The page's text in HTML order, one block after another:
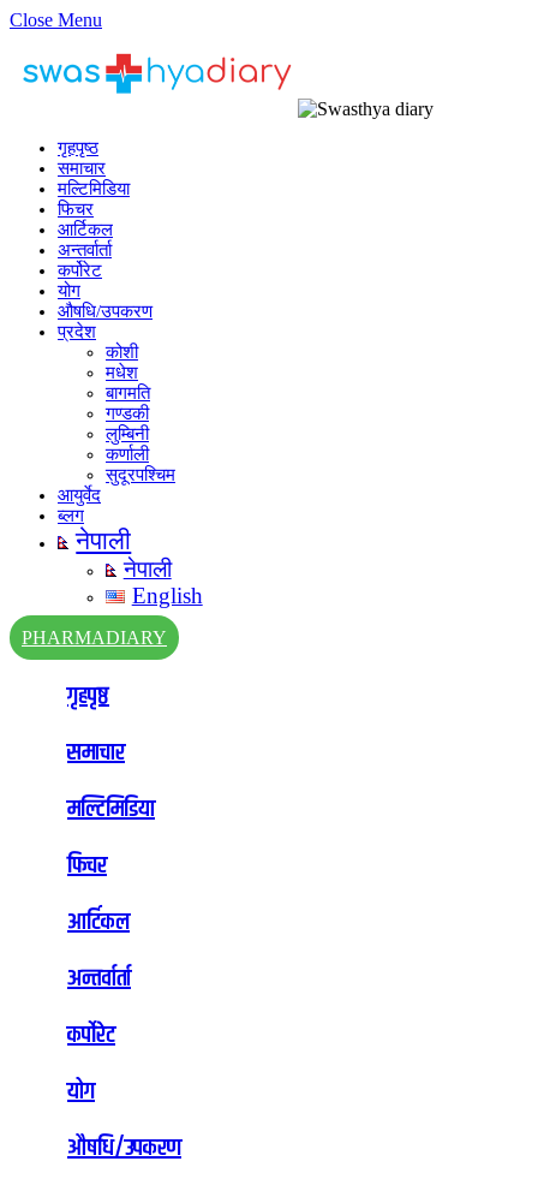
Close Menu
गृहपृष्ठ
समाचार
मल्टिमिडिया
फिचर
आर्टिकल
अन्तर्वार्ता
कर्पोरेट
योग
औषधि/उपकरण
प्रदेश
कोशी
मधेश
बागमति
गण्डकी
लुम्बिनी
कर्णाली
सुदूरपश्चिम
आयुर्वेद
ब्लग
नेपाली
नेपाली
English
PHARMADIARY
गृहपृष्ठ
समाचार
मल्टिमिडिया
फिचर
आर्टिकल
अन्तर्वार्ता
कर्पोरेट
योग
औषधि/उपकरण